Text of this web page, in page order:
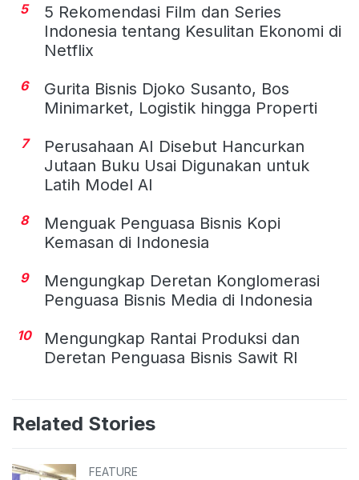
5
5 Rekomendasi Film dan Series
Indonesia tentang Kesulitan Ekonomi di
Netflix
6
Gurita Bisnis Djoko Susanto, Bos
Minimarket, Logistik hingga Properti
7
Perusahaan AI Disebut Hancurkan
Jutaan Buku Usai Digunakan untuk
Latih Model AI
8
Menguak Penguasa Bisnis Kopi
Kemasan di Indonesia
9
Mengungkap Deretan Konglomerasi
Penguasa Bisnis Media di Indonesia
10
Mengungkap Rantai Produksi dan
Deretan Penguasa Bisnis Sawit RI
Related Stories
FEATURE